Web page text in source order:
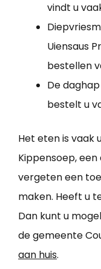
vindt u
Uiensaus
bestellen
De
bestelt u
Het eten is vaak
Kippensoep,
vergeten een
maken. Heeft u
Dan kunt u
de gemeente
aan huis.